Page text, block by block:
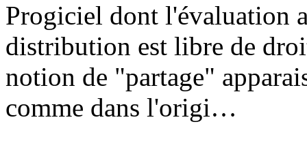
Progiciel dont l'évaluation
distribution est libre de
notion de "partage"
comme dans l'origi…